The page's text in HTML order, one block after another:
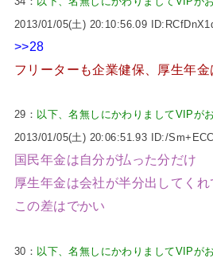
2013/01/05(土) 20:10:56.09
>>28
フリーターも企業健保、厚生年
29： 以下、名無しにかわりましてVIPが
2013/01/05(土) 20:06:51.93 ID:/
国民年金は自分が払った分だけ
厚生年金は会社が半分出してくれ
この差はでかい
30： 以下、名無しにかわりましてVIPが